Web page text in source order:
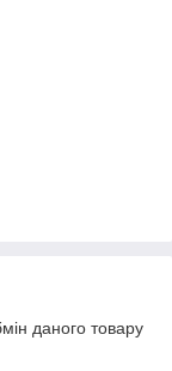
даного товару